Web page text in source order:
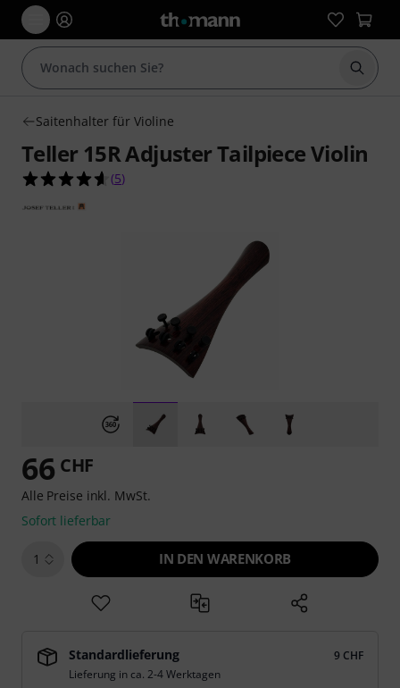
Suche
Saitenhalter für Violine
Teller 15R Adjuster Tailpiece Violin
4.6 von 5 Sternen aus 5 Kundenbewertungen
(5)
66 CHF
Alle Preise inkl. MwSt.
Sofort lieferbar
1 IN DEN WARENKORB
Standardlieferung
9 CHF
Lieferung in ca. 2-4 Werktagen